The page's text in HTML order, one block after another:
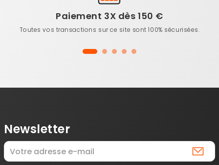
Paiement 3X dès 150 €
Toutes vos transactions sur ce site sont 100% sécurisées.
Newsletter